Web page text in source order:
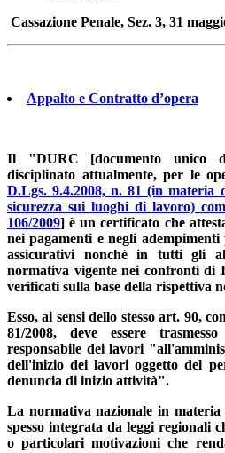
Cassazione Penale, Sez. 3, 31
Appalto e Contratto d’opera
Il "DURC [documento unico
disciplinato attualmente, per le
D.Lgs. 9.4.2008, n. 81 (in materia
sicurezza sui luoghi di lavoro)
106/2009] è un certificato che
nei pagamenti e negli adempimenti
assicurativi nonché in tutti gli
normativa vigente nei confronti di
verificati sulla base della rispettiva
Esso, ai sensi dello stesso art. 90,
81/2008, deve essere
responsabile dei lavori
dell'inizio dei lavori oggetto del
denuncia di inizio attività".
La normativa nazionale in
spesso integrata da leggi regionali
o particolari motivazioni che